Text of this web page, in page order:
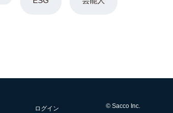
ログイン © Sacco Inc.